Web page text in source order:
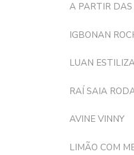
A PARTIR
IGBONAN
LUAN
RAÍ SAIA
AVINE VINNY
LIMÃO COM